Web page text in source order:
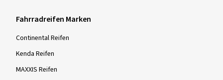
Fahrradreifen Marken
Continental Reifen
Kenda Reifen
MAXXIS Reifen